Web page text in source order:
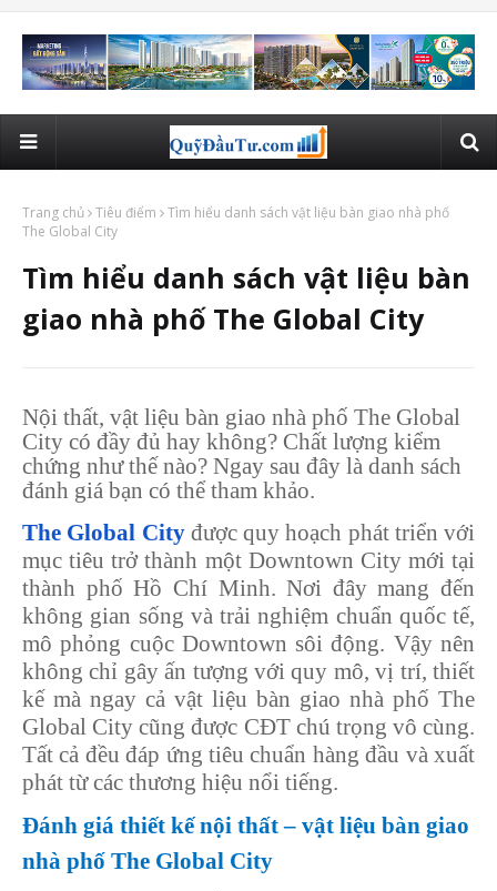
Trang chủ Tiêu điểm
Tìm hiểu danh sách vật liệu bàn giao nhà phố
The Global City
Tìm hiểu danh sách vật liệu bàn
giao nhà phố The Global City
Nội thất, vật liệu bàn giao nhà phố The Global
City có đầy đủ hay không? Chất lượng kiểm
chứng như thế nào? Ngay sau đây là danh sách
đánh giá bạn có thể tham khảo.
The Global Cityđược quy hoạch phát triển với
mục tiêu trở thành một Downtown City mới tại
thành phố Hồ Chí Minh. Nơi đây mang đến
không gian sống và trải nghiệm chuẩn quốc tế,
mô phỏng cuộc Downtown sôi động. Vậy nên
không chỉ gây ấn tượng với quy mô, vị trí, thiết
kế mà ngay cả vật liệu bàn giao nhà phố The
Global City cũng được CĐT chú trọng vô cùng.
Tất cả đều đáp ứng tiêu chuẩn hàng đầu và xuất
phát từ các thương hiệu nổi tiếng.
Đánh giá thiết kế nội thất – vật liệu bàn giao
nhà phố The Global City